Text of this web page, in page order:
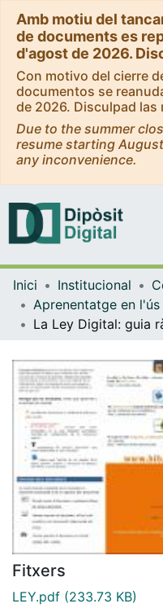
Amb motiu del
de documents es
d'agost de 2026.
Con motivo del cierre
documentos se
de 2026. Disculpad las
Due to the summer
resume starting
any inconvenience.
Inici Institucional
Fitxers
LEY.pdf (233.73 KB)